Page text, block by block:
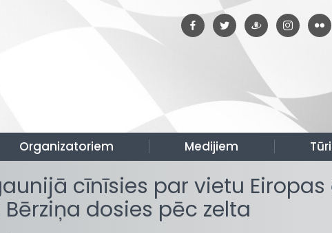
Organizatoriem Medijiem
cīnīsies par vietu
dosies pēc zelta